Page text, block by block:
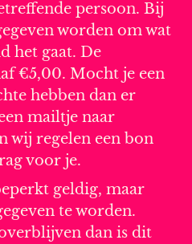
persoon. Bij
worden om wat
het gaat. De
€5,00. Mocht je een
hebben dan er
mailtje naar
wij regelen een bon
voor je.
geldig, maar
te worden.
dan is dit